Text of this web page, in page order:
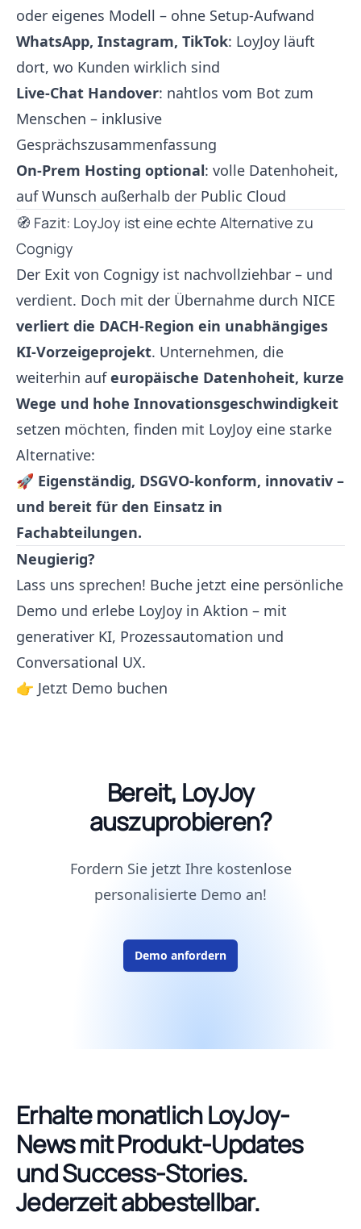
oder eigenes Modell – ohne Setup-Aufwand
WhatsApp, Instagram, TikTok: LoyJoy läuft
dort, wo Kunden wirklich sind
Live-Chat Handover: nahtlos vom Bot zum
Menschen – inklusive
Gesprächszusammenfassung
On-Prem Hosting optional: volle Datenhoheit,
auf Wunsch außerhalb der Public Cloud
🧭 Fazit: LoyJoy ist eine echte Alternative zu
Cognigy
Der Exit von Cognigy ist nachvollziehbar – und
verdient. Doch mit der Übernahme durch NICE
verliert die DACH-Region ein unabhängiges
KI-Vorzeigeprojekt. Unternehmen, die
weiterhin aufeuropäische Datenhoheit, kurze
Wege und hohe Innovationsgeschwindigkeit
setzen möchten, finden mit LoyJoy eine starke
Alternative:
🚀 Eigenständig, DSGVO-konform, innovativ –
und bereit für den Einsatz in
Fachabteilungen.
Neugierig?
Lass uns sprechen! Buche jetzt eine persönliche
Demo und erlebe LoyJoy in Aktion – mit
generativer KI, Prozessautomation und
Conversational UX.
👉 Jetzt Demo buchen
Bereit, LoyJoy
auszuprobieren?
Fordern Sie jetzt Ihre kostenlose
personalisierte Demo an!
Demo anfordern
Erhalte monatlich LoyJoy-
News mit Produkt-Updates
und Success-Stories.
Jederzeit abbestellbar.